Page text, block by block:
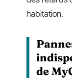
habitation.
de